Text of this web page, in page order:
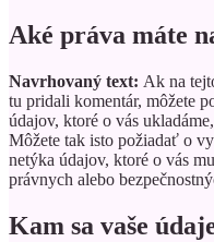
Aké práva máte
Navrhovaný text: Ak na
tu pridali komentár, môžete
údajov, ktoré o vás
Môžete tak isto požiadať o
netýka údajov, ktoré o vás
právnych alebo
Kam sa vaše